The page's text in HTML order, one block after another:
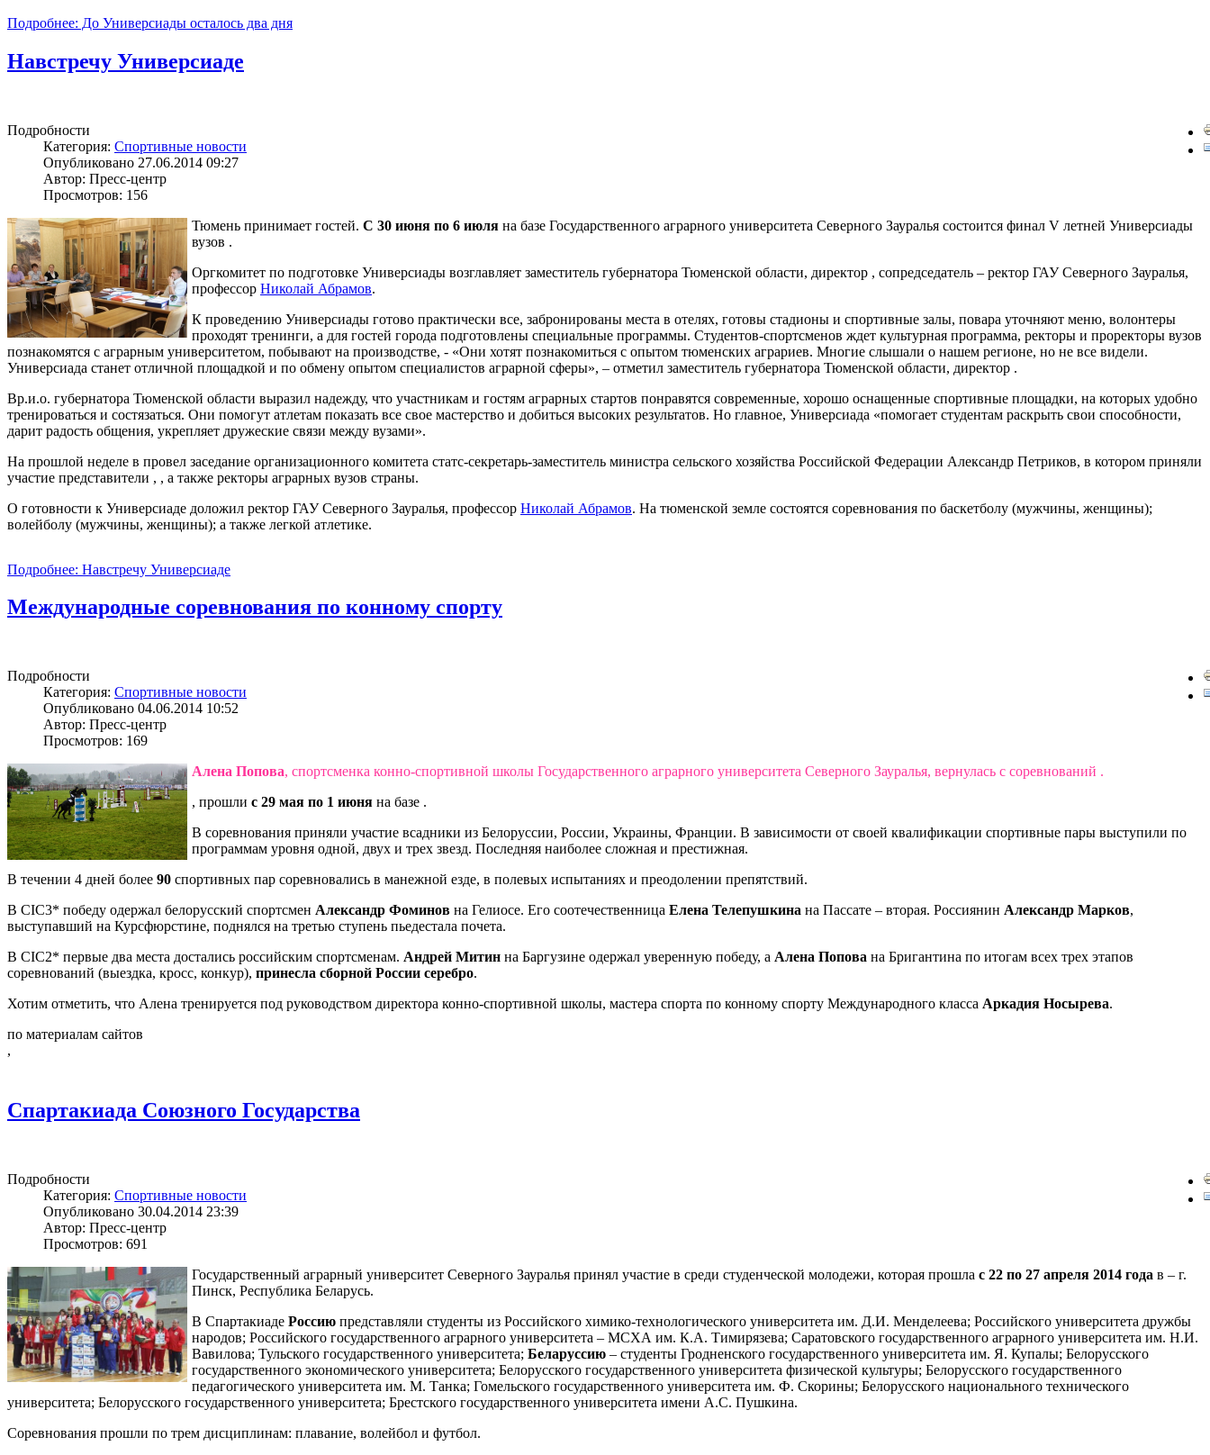
Подробнее: До Универсиады осталось два дня
Навстречу Универсиаде
Подробности
Категория: Спортивные новости
Опубликовано 27.06.2014 09:27
Автор: Пресс-центр
Просмотров: 156
Тюмень принимает гостей. С 30 июня по 6 июля на базе Государственного аграрного университета Северного Зауралья состоится финал V летней Универсиады
вузов .
Оргкомитет по подготовке Универсиады возглавляет заместитель губернатора Тюменской области, директор , сопредседатель – ректор ГАУ Северного Зауралья,
профессор Николай Абрамов.
К проведению Универсиады готово практически все, забронированы места в отелях, готовы стадионы и спортивные залы, повара уточняют меню, волонтеры
проходят тренинги, а для гостей города подготовлены специальные программы. Студентов-спортсменов ждет культурная программа, ректоры и проректоры вузов
познакомятся с аграрным университетом, побывают на производстве, - «Они хотят познакомиться с опытом тюменских аграриев. Многие слышали о нашем регионе, но не все видели.
Универсиада станет отличной площадкой и по обмену опытом специалистов аграрной сферы», – отметил заместитель губернатора Тюменской области, директор .
Вр.и.о. губернатора Тюменской области выразил надежду, что участникам и гостям аграрных стартов понравятся современные, хорошо оснащенные спортивные площадки, на которых удобно
тренироваться и состязаться. Они помогут атлетам показать все свое мастерство и добиться высоких результатов. Но главное, Универсиада «помогает студентам раскрыть свои способности,
дарит радость общения, укрепляет дружеские связи между вузами».
На прошлой неделе в провел заседание организационного комитета статс-секретарь-заместитель министра сельского хозяйства Российской Федерации Александр Петриков, в котором приняли
участие представители , , а также ректоры аграрных вузов страны.
О готовности к Универсиаде доложил ректор ГАУ Северного Зауралья, профессор Николай Абрамов. На тюменской земле состоятся соревнования по баскетболу (мужчины, женщины);
волейболу (мужчины, женщины); а также легкой атлетике.
Подробнее: Навстречу Универсиаде
Международные соревнования по конному спорту
Подробности
Категория: Спортивные новости
Опубликовано 04.06.2014 10:52
Автор: Пресс-центр
Просмотров: 169
Алена Попова, спортсменка конно-спортивной школы Государственного аграрного университета Северного Зауралья, вернулась с соревнований .
, прошли с 29 мая по 1 июня на базе .
В соревнования приняли участие всадники из Белоруссии, России, Украины, Франции. В зависимости от своей квалификации спортивные пары выступили по
программам уровня одной, двух и трех звезд. Последняя наиболее сложная и престижная.
В течении 4 дней более 90 спортивных пар соревновались в манежной езде, в полевых испытаниях и преодолении препятствий.
В CIC3* победу одержал белорусский спортсмен Александр Фоминов на Гелиосе. Его соотечественница Елена Телепушкина на Пассате – вторая. Россиянин Александр Марков,
выступавший на Курсфюрстине, поднялся на третью ступень пьедестала почета.
В CIC2* первые два места достались российским спортсменам. Андрей Митин на Баргузине одержал уверенную победу, а Алена Попова на Бригантина по итогам всех трех этапов
соревнований (выездка, кросс, конкур), принесла сборной России серебро.
Хотим отметить, что Алена тренируется под руководством директора конно-спортивной школы, мастера спорта по конному спорту Международного класса Аркадия Носырева.
по материалам сайтов
,
Спартакиада Союзного Государства
Подробности
Категория: Спортивные новости
Опубликовано 30.04.2014 23:39
Автор: Пресс-центр
Просмотров: 691
Государственный аграрный университет Северного Зауралья принял участие в среди студенческой молодежи, которая прошла с 22 по 27 апреля 2014 года в – г.
Пинск, Республика Беларусь.
В Спартакиаде Россию представляли студенты из Российского химико-технологического университета им. Д.И. Менделеева; Российского университета дружбы
народов; Российского государственного аграрного университета – МСХА им. К.А. Тимирязева; Саратовского государственного аграрного университета им. Н.И.
Вавилова; Тульского государственного университета; Беларуссию – студенты Гродненского государственного университета им. Я. Купалы; Белорусского
государственного экономического университета; Белорусского государственного университета физической культуры; Белорусского государственного
педагогического университета им. М. Танка; Гомельского государственного университета им. Ф. Скорины; Белорусского национального технического
университета; Белорусского государственного университета; Брестского государственного университета имени А.С. Пушкина.
Соревнования прошли по трем дисциплинам: плавание, волейбол и футбол.